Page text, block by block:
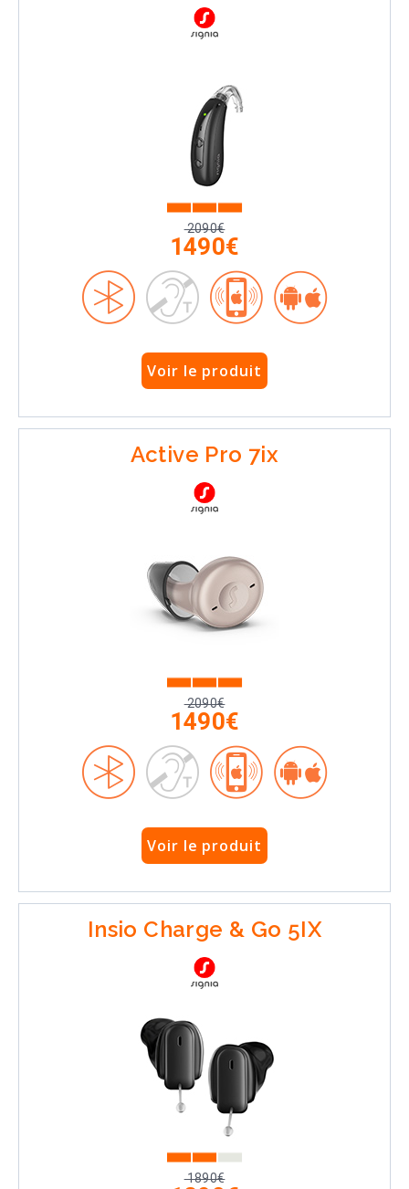
2090€
1490€
Voir le produit
Active Pro 7ix
2090€
1490€
Voir le produit
Insio Charge & Go 5IX
1890€